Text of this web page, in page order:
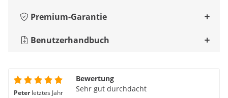
Premium-Garantie
Benutzerhandbuch
Peter letztes Jahr
Bewertung
Sehr gut durchdacht